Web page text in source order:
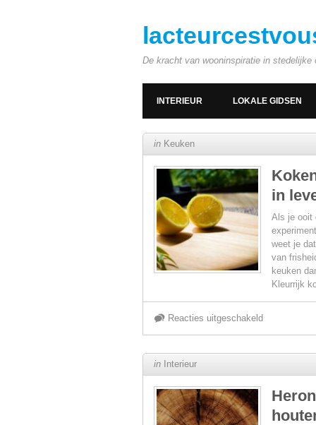
De kracht van wooninspiratie in stedelijke
INTERIEUR LOKALE GIDSEN
in Keuken
in
Als je ooit
weet je
van
keuken
Kleurrijk
Reacties uitgeschakeldvoor
kleur:
in Interieur